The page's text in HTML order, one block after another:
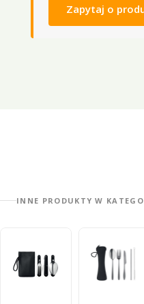
Zapytaj o
INNE PRODUKTY W